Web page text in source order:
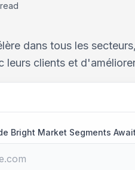
dans tous les
leurs clients et
Bright Market Segments